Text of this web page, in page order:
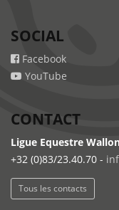
SOCIAL
Facebook
YouTube
CONTACT
Ligue Equestre
+32 (0)83/23.40.70 -
Tous les contacts